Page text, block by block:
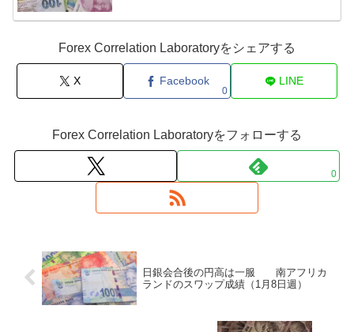
Forex Correlation Laboratoryをシェアする
X Facebook
0
LINE
Forex Correlation Laboratoryをフォローする
0
日銀会合後の円高は一服 南アフリカ
ランドのスワップ成績（1月8日週）